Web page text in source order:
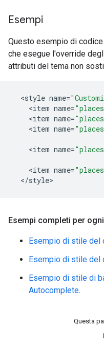
Esempi
Questo esempio di
che esegue l'override
attributi del tema non
<style name=
<item name=
<item name=
<item name=
<item name=
<item name=
</style>
Esempi completi per
Esempio di stile del
Esempio di stile del
Esempio di stile di
Autocomplete.
Questa